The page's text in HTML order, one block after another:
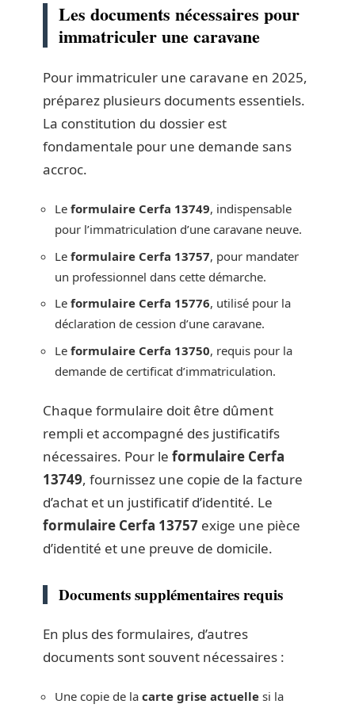
Les documents nécessaires pour
immatriculer une caravane
Pour immatriculer une caravane en 2025,
préparez plusieurs documents essentiels.
La constitution du dossier est
fondamentale pour une demande sans
accroc.
Le formulaire Cerfa 13749, indispensable
pour l’immatriculation d’une caravane neuve.
Le formulaire Cerfa 13757, pour mandater
un professionnel dans cette démarche.
Le formulaire Cerfa 15776, utilisé pour la
déclaration de cession d’une caravane.
Le formulaire Cerfa 13750, requis pour la
demande de certificat d’immatriculation.
Chaque formulaire doit être dûment
rempli et accompagné des justificatifs
nécessaires. Pour le formulaire Cerfa
13749, fournissez une copie de la facture
d’achat et un justificatif d’identité. Le
formulaire Cerfa 13757 exige une pièce
d’identité et une preuve de domicile.
Documents supplémentaires requis
En plus des formulaires, d’autres
documents sont souvent nécessaires :
Une copie de la carte grise actuelle si la